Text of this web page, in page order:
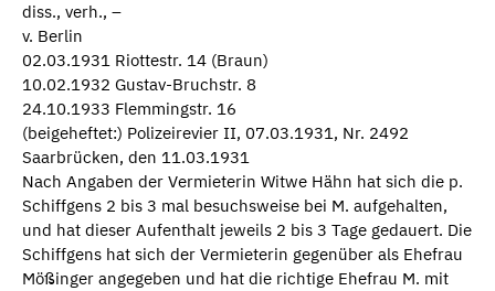
diss., verh., –
v. Berlin
02.03.1931 Riottestr. 14 (Braun)
10.02.1932 Gustav-Bruchstr. 8
24.10.1933 Flemmingstr. 16
(beigeheftet:) Polizeirevier II, 07.03.1931, Nr. 2492
Saarbrücken, den 11.03.1931
Nach Angaben der Vermieterin Witwe Hähn hat sich die p.
Schiffgens 2 bis 3 mal besuchsweise bei M. aufgehalten,
und hat dieser Aufenthalt jeweils 2 bis 3 Tage gedauert. Die
Schiffgens hat sich der Vermieterin gegenüber als Ehefrau
Mößinger angegeben und hat die richtige Ehefrau M. mit